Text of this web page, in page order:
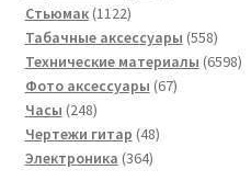
Стьюмак 11221122
товара
Табачные аксессуары 558558
Технические материалы 6598
Фото аксессуары 6767
Часы 248248
товаров
Чертежи гитар 4848
Электроника 364364